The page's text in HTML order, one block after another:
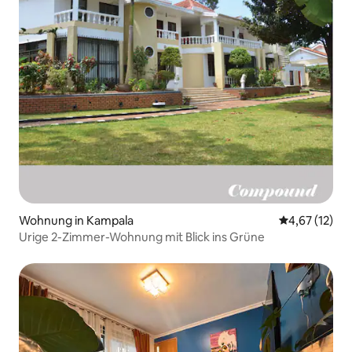
Wohnung in Kampala
4,67 (12)
Urige 2-Zimmer-Wohnung mit Blick ins Grüne